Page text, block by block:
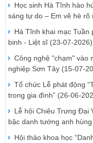
Học sinh Hà Tĩnh hào
sáng tự do – Em vẽ hè rõ
Hà Tĩnh khai mạc Tuần
binh - Liệt sĩ (23-07-2026)
Công nghệ "chạm" vào
nghiệp Sơn Tây (15-07-
Tổ chức Lễ phát động
trong gia đình” (26-06-
Lễ hội Chiêu Trưng Đại
bậc danh tướng anh hùng
Hội thảo khoa học